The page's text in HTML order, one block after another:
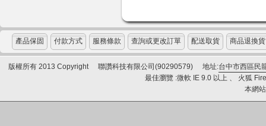
產品保固 付款方式 服務條款 查詢或更改訂單 配送取貨 商品退換貨
版權所有 2013 Copyright 聯讚科技有限公司(90290579) 地址:台中市西區民
最佳瀏覽 :微軟 IE 9.0 以上 、 火狐
本網